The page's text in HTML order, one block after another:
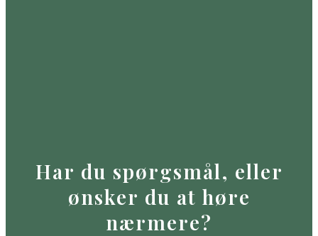
Har du spørgsmål, eller
ønsker du at høre
nærmere?